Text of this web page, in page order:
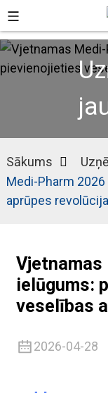
Sākums
Medi-Pharm
aprūpes
Vjetnamas
ielūgums:
veselības
2026-04-28